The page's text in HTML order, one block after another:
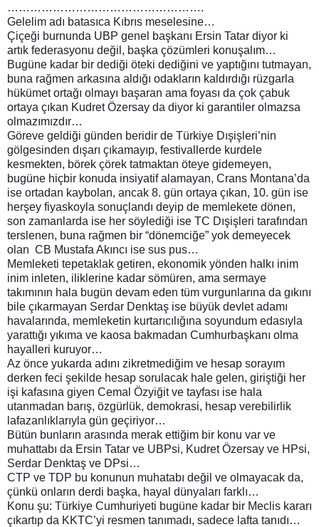
…………………………………………….
Gelelim adı batasıca Kıbrıs meselesine…
Çiçeği burnunda UBP genel başkanı Ersin Tatar diyor ki
artık federasyonu değil, başka çözümleri konuşalım…
Bugüne kadar bir dediği öteki dediğini ve yaptığını tutmayan,
buna rağmen arkasına aldığı odakların kaldırdığı rüzgarla
hükümet ortağı olmayı başaran ama foyası da çok çabuk
ortaya çıkan Kudret Özersay da diyor ki garantiler olmazsa
olmazımızdır…
Göreve geldiği günden beridir de Türkiye Dışişleri’nin
gölgesinden dışarı çıkamayıp, festivallerde kurdele
kesmekten, börek çörek tatmaktan öteye gidemeyen,
bugüne hiçbir konuda insiyatif alamayan, Crans Montana’da
ise ortadan kaybolan, ancak 8. gün ortaya çıkan, 10. gün ise
herşey fiyaskoyla sonuçlandı deyip de memlekete dönen,
son zamanlarda ise her söylediği ise TC Dışişleri tarafından
terslenen, buna rağmen bir “dönemciğe” yok demeyecek
olan CB Mustafa Akıncı ise sus pus…
Memleketi tepetaklak getiren, ekonomik yönden halkı inim
inim inleten, iliklerine kadar sömüren, ama sermaye
takımının hala bugün devam eden tüm vurgunlarına da gıkını
bile çıkarmayan Serdar Denktaş ise büyük devlet adamı
havalarında, memleketin kurtarıcılığına soyundum edasıyla
yarattığı yıkıma ve kaosa bakmadan Cumhurbaşkanı olma
hayalleri kuruyor…
Az önce yukarda adını zikretmediğim ve hesap sorayım
derken feci şekilde hesap sorulacak hale gelen, giriştiği her
işi kafasına giyen Cemal Özyiğit ve tayfası ise hala
utanmadan barış, özgürlük, demokrasi, hesap verebilirlik
lafazanlıklarıyla gün geçiriyor…
Bütün bunların arasında merak ettiğim bir konu var ve
muhattabı da Ersin Tatar ve UBPsi, Kudret Özersay ve HPsi,
Serdar Denktaş ve DPsi…
CTP ve TDP bu konunun muhatabı değil ve olmayacak da,
çünkü onların derdi başka, hayal dünyaları farklı…
Konu şu: Türkiye Cumhuriyeti bugüne kadar bir Meclis kararı
çıkartıp da KKTC’yi resmen tanımadı, sadece lafta tanıdı…